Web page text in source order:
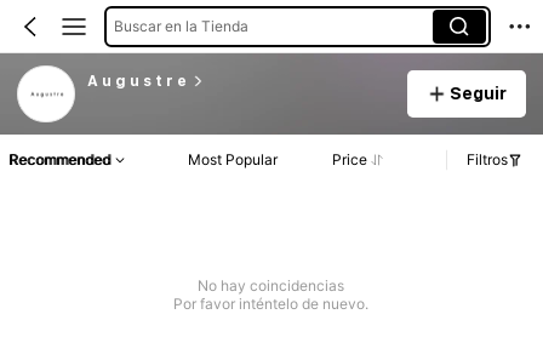
Buscar en la Tienda
A u g u s t r e
Seguir
Recommended Most Popular Price Filtros
No hay coincidencias
Por favor inténtelo de nuevo.